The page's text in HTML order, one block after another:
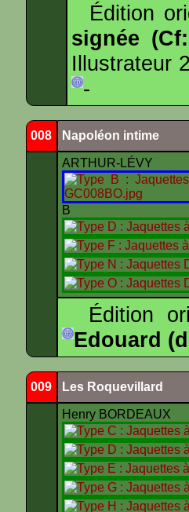
Édition
signée
Illustrateur
-
008 Napoléon intime
ARTHUR-LÉVY
B
Édition
Edouard
009 Les Roquevillard
Henry BORDEAUX